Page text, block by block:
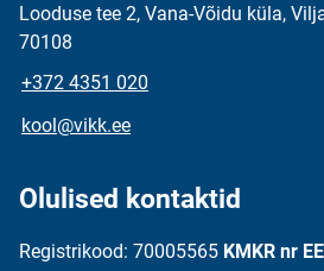
Looduse tee 2, Vana-Võidu küla,
70108
+372 4351 020
kool@vikk.ee
Olulised kontaktid
Registrikood: 70005565 KMKR nr